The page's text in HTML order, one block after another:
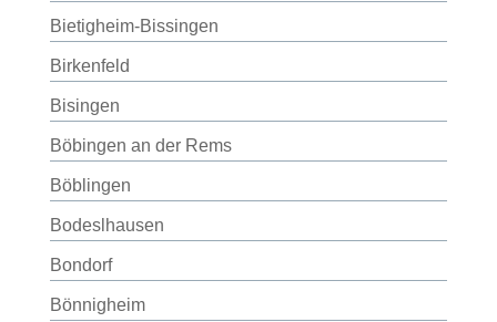
Bietigheim-Bissingen
Birkenfeld
Bisingen
Böbingen an der Rems
Böblingen
Bodeslhausen
Bondorf
Bönnigheim